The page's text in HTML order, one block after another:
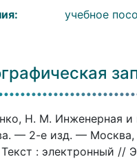
учебное
Н. М. Инженерная
— 2-е изд. —
: электронный //